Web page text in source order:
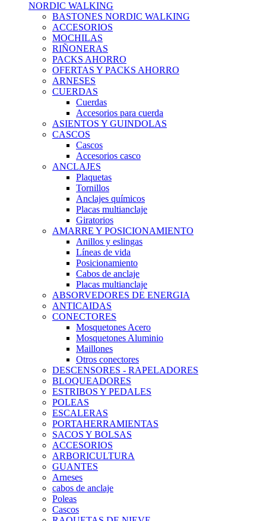
NORDIC WALKING
BASTONES NORDIC WALKING
ACCESORIOS
MOCHILAS
RIÑONERAS
PACKS AHORRO
OFERTAS Y PACKS AHORRO
ARNESES
CUERDAS
Cuerdas
Accesorios para cuerda
ASIENTOS Y GUINDOLAS
CASCOS
Cascos
Accesorios casco
ANCLAJES
Plaquetas
Tornillos
Anclajes químicos
Placas multianclaje
Giratorios
AMARRE Y POSICIONAMIENTO
Anillos y eslingas
Líneas de vida
Posicionamiento
Cabos de anclaje
Placas multianclaje
ABSORVEDORES DE ENERGIA
ANTICAIDAS
CONECTORES
Mosquetones Acero
Mosquetones Aluminio
Maillones
Otros conectores
DESCENSORES - RAPELADORES
BLOQUEADORES
ESTRIBOS Y PEDALES
POLEAS
ESCALERAS
PORTAHERRAMIENTAS
SACOS Y BOLSAS
ACCESORIOS
ARBORICULTURA
GUANTES
Arneses
cabos de anclaje
Poleas
Cascos